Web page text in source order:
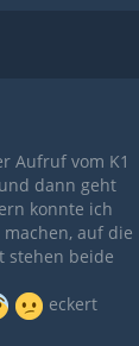
Aufruf vom K1
dann geht
konnte ich
auf die
stehen beide
eckert